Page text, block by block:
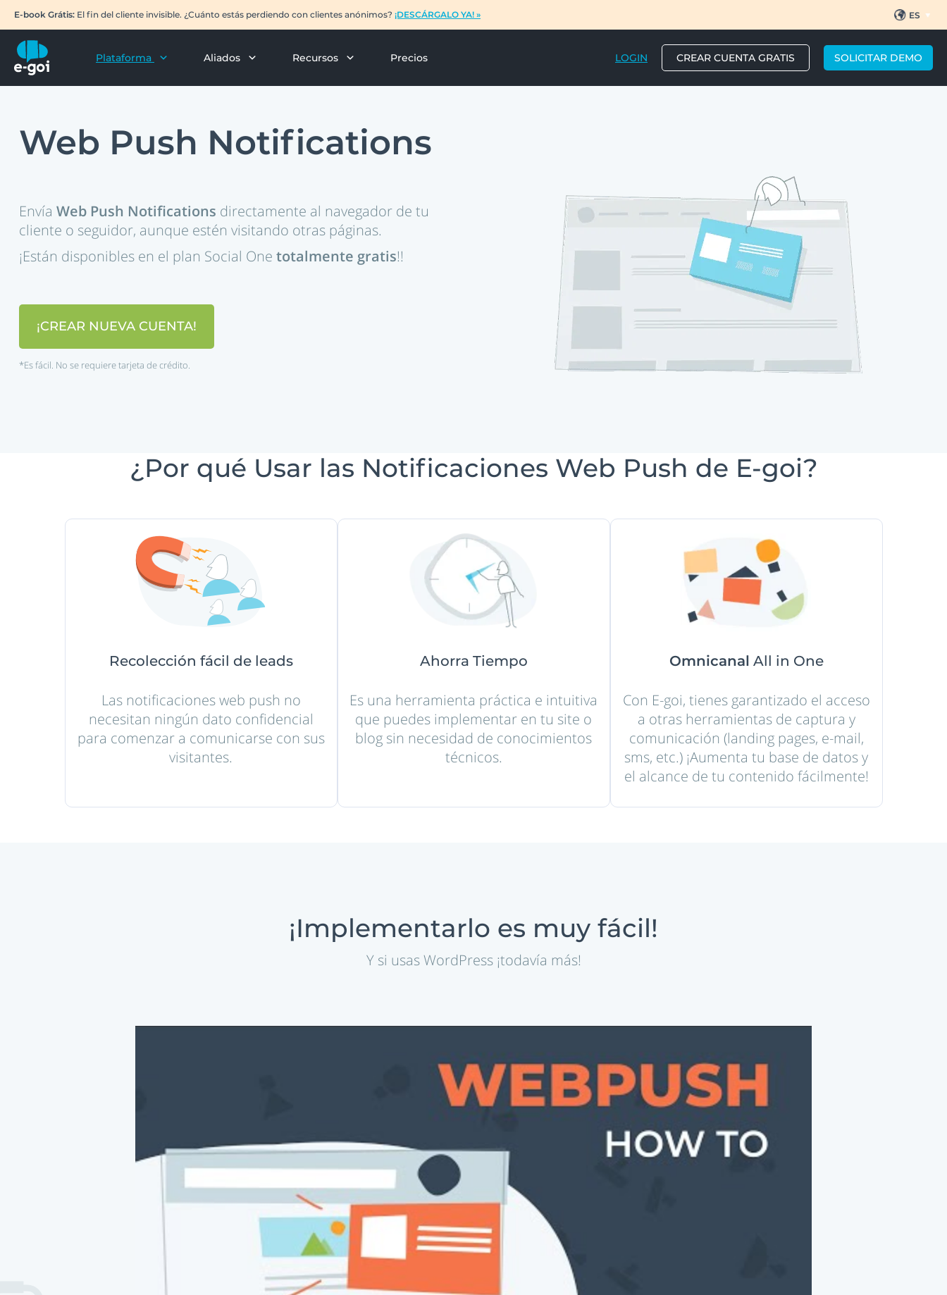
E-book Grátis: El fin del cliente invisible. ¿Cuánto estás perdiendo con clientes anónimos? ¡DESCÁRGALO YA! »
ES
EN
Plataforma Aliados Recursos Precios SOLICITAR DEMO
CREAR CUENTA GRATIS
LOGIN
Web Push Notifications
Envía Web Push Notifications directamente al navegador de tu
cliente o seguidor, aunque estén visitando otras páginas.
¡Están disponibles en el plan Social One totalmente gratis!!
¡CREAR NUEVA CUENTA!
*Es fácil. No se requiere tarjeta de crédito.
¿Por qué Usar las Notificaciones Web Push de E-goi?
Recolección fácil de leads
Las notificaciones web push no
necesitan ningún dato confidencial
para comenzar a comunicarse con sus
visitantes.
Ahorra Tiempo
Es una herramienta práctica e intuitiva
que puedes implementar en tu site o
blog sin necesidad de conocimientos
técnicos.
Omnicanal All in One
Con E-goi, tienes garantizado el acceso
a otras herramientas de captura y
comunicación (landing pages, e-mail,
sms, etc.) ¡Aumenta tu base de datos y
el alcance de tu contenido fácilmente!
¡Implementarlo es muy fácil!
Y si usas WordPress ¡todavía más!